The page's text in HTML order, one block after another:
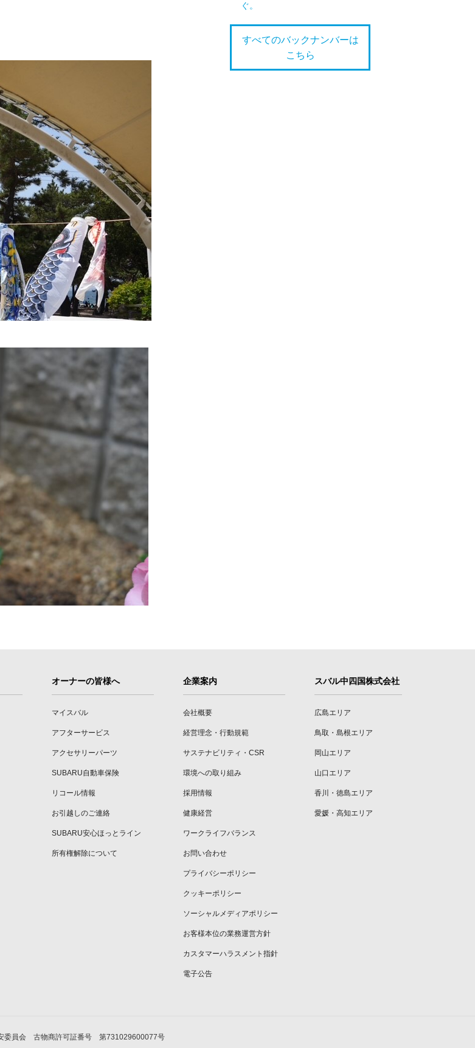
ぐ。
すべてのバックナンバーは
こちら
オーナーの皆様へ
マイスバル
アフターサービス
アクセサリーパーツ
SUBARU自動車保険
リコール情報
お引越しのご連絡
SUBARU安心ほっとライン
所有権解除について
企業案内
会社概要
経営理念・行動規範
サステナビリティ・CSR
環境への取り組み
採用情報
健康経営
ワークライフバランス
お問い合わせ
プライバシーポリシー
クッキーポリシー
ソーシャルメディアポリシー
お客様本位の業務運営方針
カスタマーハラスメント指針
電子公告
スバル中四国株式会社
広島エリア
鳥取・島根エリア
岡山エリア
山口エリア
香川・徳島エリア
愛媛・高知エリア
委員会 古物商許可証番号 第731029600077号